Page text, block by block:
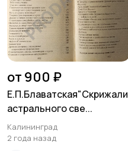
от 900 ₽
Е.П.Блаватская"Скрижали
астрального све...
Калининград
2 года назад